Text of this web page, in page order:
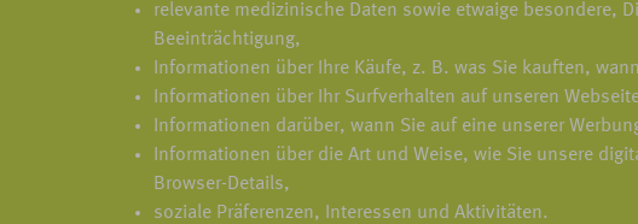
relevante medizinische Daten sowie etwaige besondere,
Beeinträchtigung,
Informationen über Ihre Käufe, z. B. was Sie kauften,
Informationen über Ihr Surfverhalten auf unseren
Informationen darüber, wann Sie auf eine unserer
Informationen über die Art und Weise, wie Sie unsere
Browser-Details,
soziale Präferenzen, Interessen und Aktivitäten.